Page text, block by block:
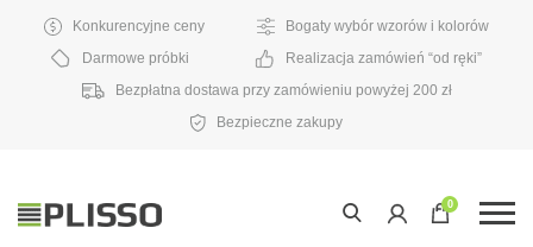
Konkurencyjne ceny
Bogaty wybór wzorów i kolorów
Darmowe próbki
Realizacja zamówień “od ręki”
Bezpłatna dostawa przy zamówieniu powyżej 200 zł
Bezpieczne zakupy
0